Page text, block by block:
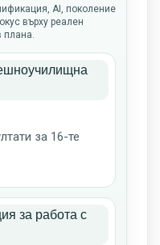
AI, поколение
върху реален
плана.
за 16-те